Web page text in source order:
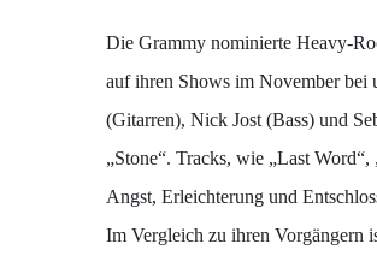
Die Grammy nominierte Heavy-
auf ihren Shows im November bei
(Gitarren), Nick Jost (Bass) und
„Stone“. Tracks, wie „Last
Angst, Erleichterung und
Im Vergleich zu ihren Vorgängern